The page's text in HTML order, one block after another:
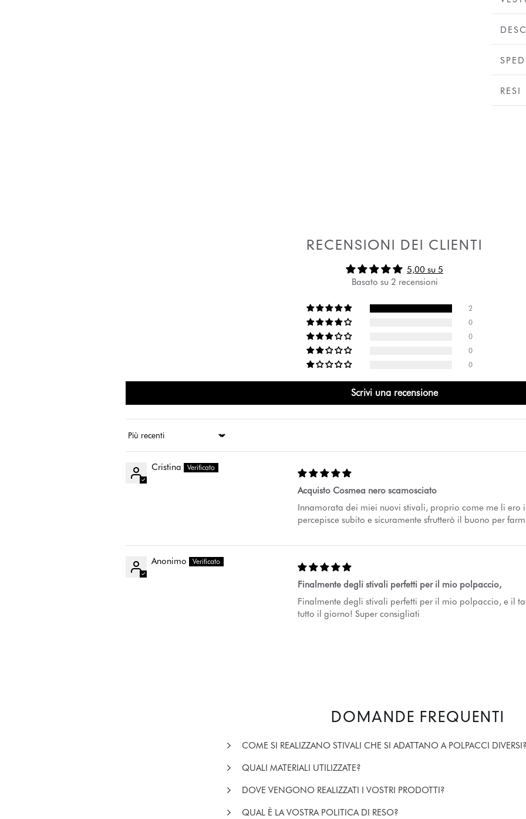
RESI
RECENSIONI DEI CLIENTI
5,00 su 5
Basato su 2 recensioni
2
0
0
0
0
Scrivi una recensione
Ordina per
Cristina
Acquisto Cosmea nero scamosciato
Innamorata dei miei nuovi stivali, proprio come me li ero
percepisce subito e sicuramente sfrutterò il buono per
Anonimo
Finalmente degli stivali perfetti per il mio polpaccio,
Finalmente degli stivali perfetti per il mio polpaccio, e il
tutto il giorno! Super consigliati
DOMANDE FREQUENTI
COME SI REALIZZANO STIVALI CHE SI ADATTANO A POLPACCI
QUALI MATERIALI UTILIZZATE?
DOVE VENGONO REALIZZATI I VOSTRI PRODOTTI?
QUAL È LA VOSTRA POLITICA DI RESO?